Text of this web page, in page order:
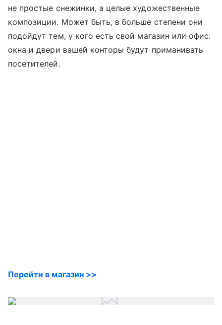
не простые снежинки, а целые художественные
композиции. Может быть, в больше степени они
подойдут тем, у кого есть свой магазин или офис:
окна и двери вашей конторы будут приманивать
посетителей.
Перейти в магазин >>